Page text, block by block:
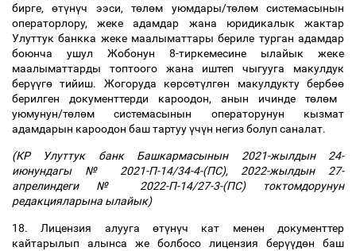
бирге,өтүнүч ээси, төлөм уюмдары/төлөм системасынын
операторлору, жеке адамдар жана юридикалык жактар
Улуттук банкка жеке маалыматтары бериле турган адамдар
боюнча ушул Жобонун 8-тиркемесине ылайык жеке
маалыматтарды топтоого жана иштеп чыгууга макулдук
берүүгө тийиш. Жогоруда көрсөтүлгөн макулдукту бербөө
берилген документтерди кароодон, анын ичинде төлөм
уюмунун/төлөм системасынын операторунун кызмат
адамдарын кароодон баш тартууүчүн негиз болуп саналат.
(КР Улуттук банк Башкармасынын 2021-жылдын 24-
июнундагы № 2021-П-14/34-4-(ПС), 2022-жылдын 27-
апрелиндеги № 2022-П-14/27-3-(ПС) токтомдорунун
редакцияларына ылайык)
18. Лицензия алууга өтүнүч кат менен документтер
кайтарылып алынса же болбосо лицензия берүүдөн баш